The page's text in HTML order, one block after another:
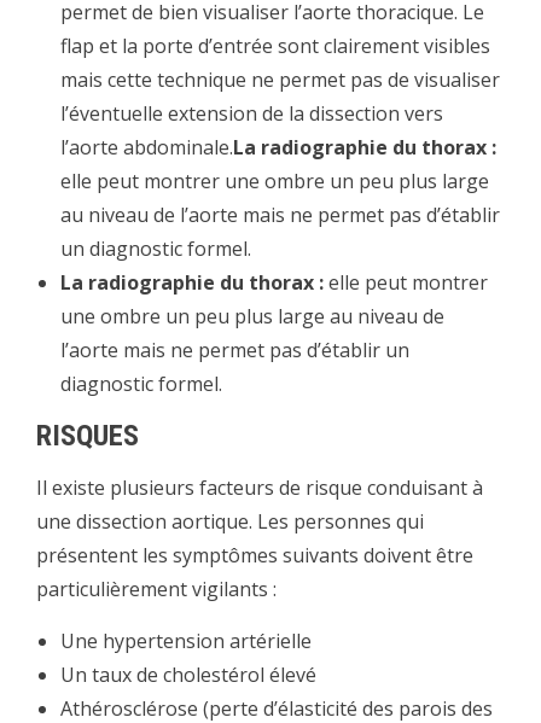
permet de bien visualiser l’aorte thoracique. Le
flap et la porte d’entrée sont clairement visibles
mais cette technique ne permet pas de visualiser
l’éventuelle extension de la dissection vers
l’aorte abdominale.La radiographie du thorax :
elle peut montrer une ombre un peu plus large
au niveau de l’aorte mais ne permet pas d’établir
un diagnostic formel.
La radiographie du thorax :elle peut montrer
une ombre un peu plus large au niveau de
l’aorte mais ne permet pas d’établir un
diagnostic formel.
RISQUES
Il existe plusieurs facteurs de risque conduisant à
une dissection aortique. Les personnes qui
présentent les symptômes suivants doivent être
particulièrement vigilants :
Une hypertension artérielle
Un taux de cholestérol élevé
Athérosclérose (perte d’élasticité des parois des